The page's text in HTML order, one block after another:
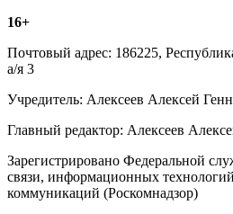
16+
Почтовый адрес: 186225,
а/я 3
Учредитель: Алексеев Алексей
Главный редактор: Алексеев
Зарегистрировано Федеральной
связи, информационных
коммуникаций (Роскомнадзор)